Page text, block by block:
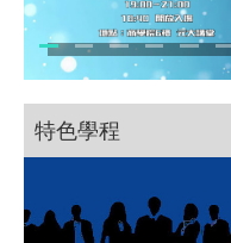
115/05/28
特色學程